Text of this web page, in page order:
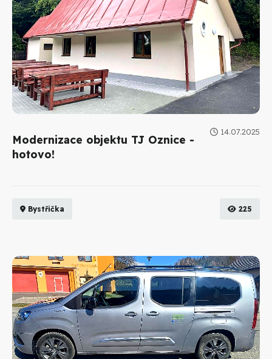
14.07.2025
Modernizace objektu TJ Oznice -
hotovo!
Bystřička 225